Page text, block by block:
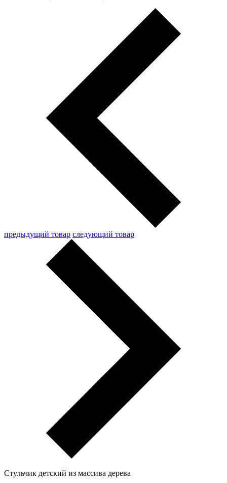
предыдущий товар следующий товар
Стульчик детский из массива дерева